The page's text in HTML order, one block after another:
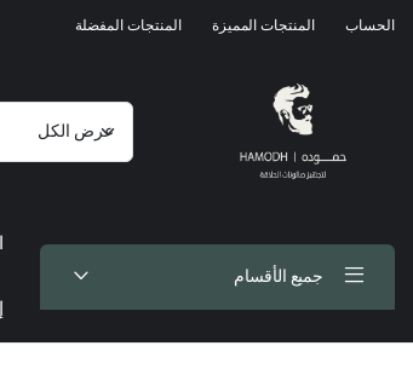
الحساب المنتجات المميزة المنتجات المفضلة
جميع الأقسام